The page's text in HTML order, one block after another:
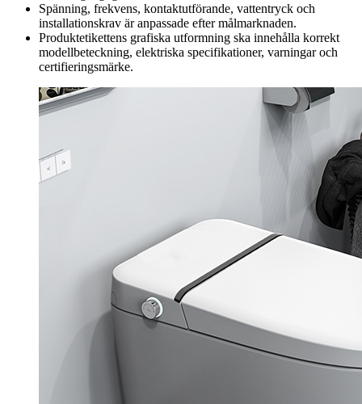
Spänning, frekvens, kontaktutförande, vattentryck och
installationskrav är anpassade efter målmarknaden.
Produktetikettens grafiska utformning ska innehålla korrekt
modellbeteckning, elektriska specifikationer, varningar och
certifieringsmärke.